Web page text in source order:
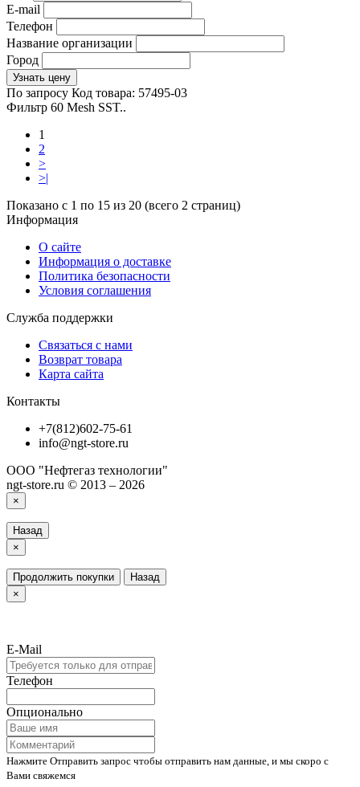
E-mail
Телефон
Название организации
Город
Узнать цену
По запросу Код товара: 57495-03
Фильтр 60 Mesh SST..
1
2
>
>|
Показано с 1 по 15 из 20 (всего 2 страниц)
Информация
О сайте
Информация о доставке
Политика безопасности
Условия соглашения
Служба поддержки
Связаться с нами
Возврат товара
Карта сайта
Контакты
+7(812)602-75-61
info@ngt-store.ru
ООО "Нефтегаз технологии"
ngt-store.ru © 2013 – 2026
×
Назад
×
Продолжить покупки
Назад
×
E-Mail
Телефон
Опционально
Нажмите Отправить запрос чтобы отправить нам данные, и мы скоро с
Вами свяжемся